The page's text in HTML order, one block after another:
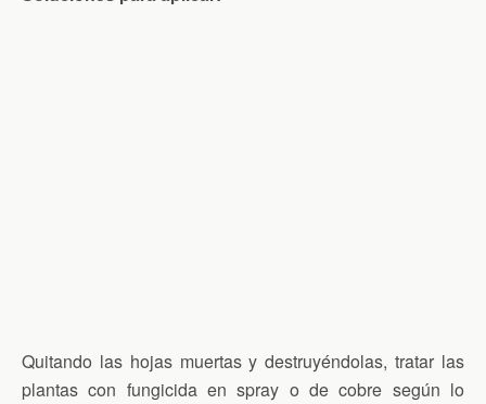
Quitando las hojas muertas y destruyéndolas, tratar las
plantas con fungicida en spray o de cobre según lo